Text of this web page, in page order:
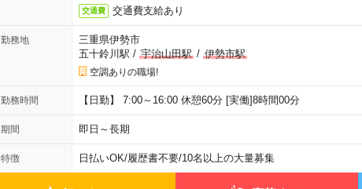
交通費 交通費支給あり
勤務地
三重県伊勢市
五十鈴川駅 / 宇治山田駅/ 伊勢市駅
空調ありの職場!
勤務時間 【日勤】 7:00～16:00 休憩60分 [実働]8時間00分
期間 即日～長期
特徴 日払いOK/履歴書不要/10名以上の大量募集